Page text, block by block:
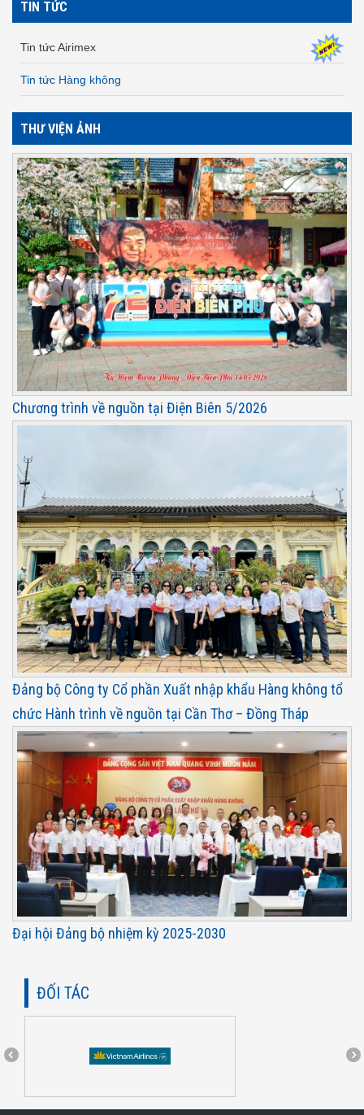
TIN TỨC
Tin tức Airimex
Tin tức Hàng không
THƯ VIỆN ẢNH
Chương trình về nguồn tại Điện Biên 5/2026
Đảng bộ Công ty Cổ phần Xuất nhập khẩu Hàng không tổ
chức Hành trình về nguồn tại Cần Thơ – Đồng Tháp
Đại hội Đảng bộ nhiệm kỳ 2025-2030
ĐỐI TÁC